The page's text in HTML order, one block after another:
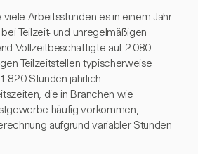
Arbeitsstunden es in einem Jahr
Teilzeit- und unregelmäßigen
Vollzeitbeschäftigte auf 2.080
Teilzeitstellen typischerweise
Stunden jährlich.
die in Branchen wie
häufig vorkommen,
aufgrund variabler Stunden